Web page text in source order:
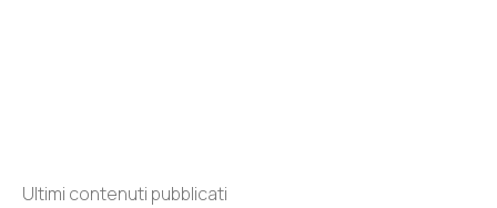
Ultimi contenuti pubblicati